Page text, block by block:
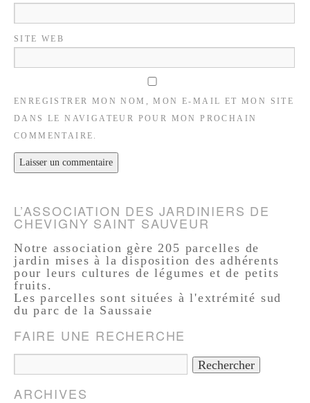
SITE WEB
ENREGISTRER MON NOM, MON E-MAIL ET MON SITE
DANS LE NAVIGATEUR POUR MON PROCHAIN
COMMENTAIRE.
L’ASSOCIATION DES JARDINIERS DE
CHEVIGNY SAINT SAUVEUR
Notre association gère 205 parcelles de
jardin mises à la disposition des adhérents
pour leurs cultures de légumes et de petits
fruits.
Les parcelles sont situées à l'extrémité sud
du parc de la Saussaie
FAIRE UNE RECHERCHE
ARCHIVES